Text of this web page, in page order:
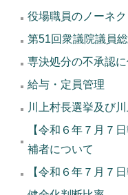
役場職員のノーネ
第51回衆議院議員
専決処分の不承認
給与・定員管理
川上村長選挙及び
【令和６年７月７
補者について
【令和６年７月７